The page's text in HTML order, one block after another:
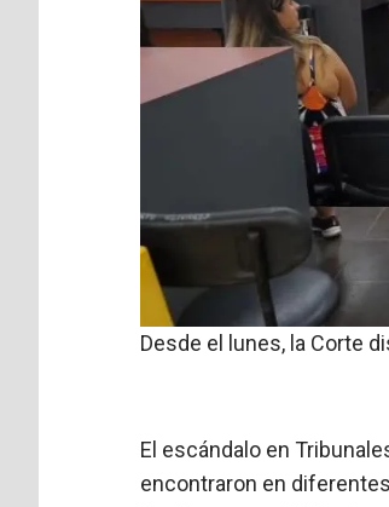
Desde el lunes, la Corte
El escándalo en
encontraron en